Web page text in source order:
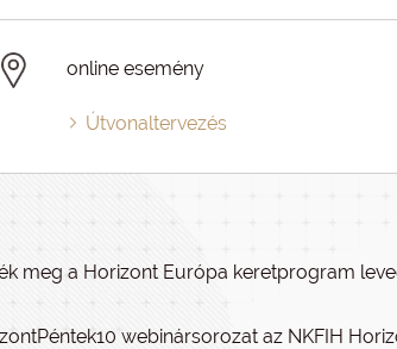
online esemény
Útvonaltervezés
meg a Horizont Európa keretprogram
webinársorozat az NKFIH